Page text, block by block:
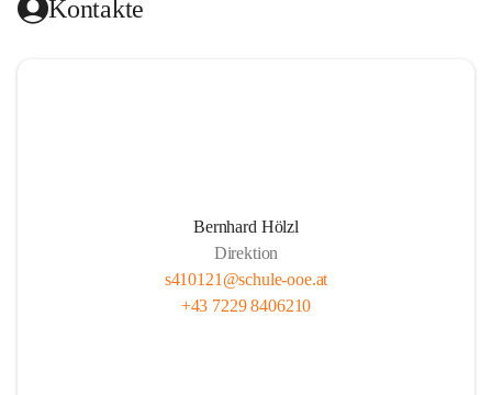
Kontakte
Bernhard Hölzl
Direktion
s410121@schule-ooe.at
+43 7229 8406210